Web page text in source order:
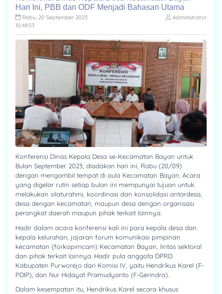
Hari Ini, PBB dan ODF Menjadi Bahasan Utama
Rabu, 20 September 2023
10:48:53
Administrator
Konferensi Dinas Kepala Desa se-Kecamatan Bayan untuk
Bulan September 2023, diadakan hari ini, Rabu (20/09)
dengan mengambil tempat di aula Kecamatan Bayan. Acara
yang digelar rutin setiap bulan ini mempunyai tujuan untuk
melakukan silaturahmi, koordinasi dan konsolidasi antardesa,
desa dengan kecamatan, maupun desa dengan organisasi
perangkat daerah maupun pihak terkait lainnya.
Hadir dalam acara konferensi kali ini para kepala desa dan
kepala kelurahan, jajaran forum komunikasi pimpinan
kecamatan (forkopimcam) Kecamatan Bayan, lintas sektoral
dan pihak terkait lainnya. Hadir pula anggota DPRD
Kabupaten Purworejo dari Komisi IV, yaitu Hendrikus Karel (F-
PDIP), dan Nur Hidayat Pramudyanto (F-Gerindra).
Dalam kesempatan itu, Hendrikus Karel secara khusus